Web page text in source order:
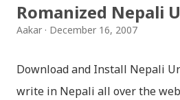
Romanized Nepali
Aakar December 16, 2007
Download and Install Nepali
write in Nepali all over the